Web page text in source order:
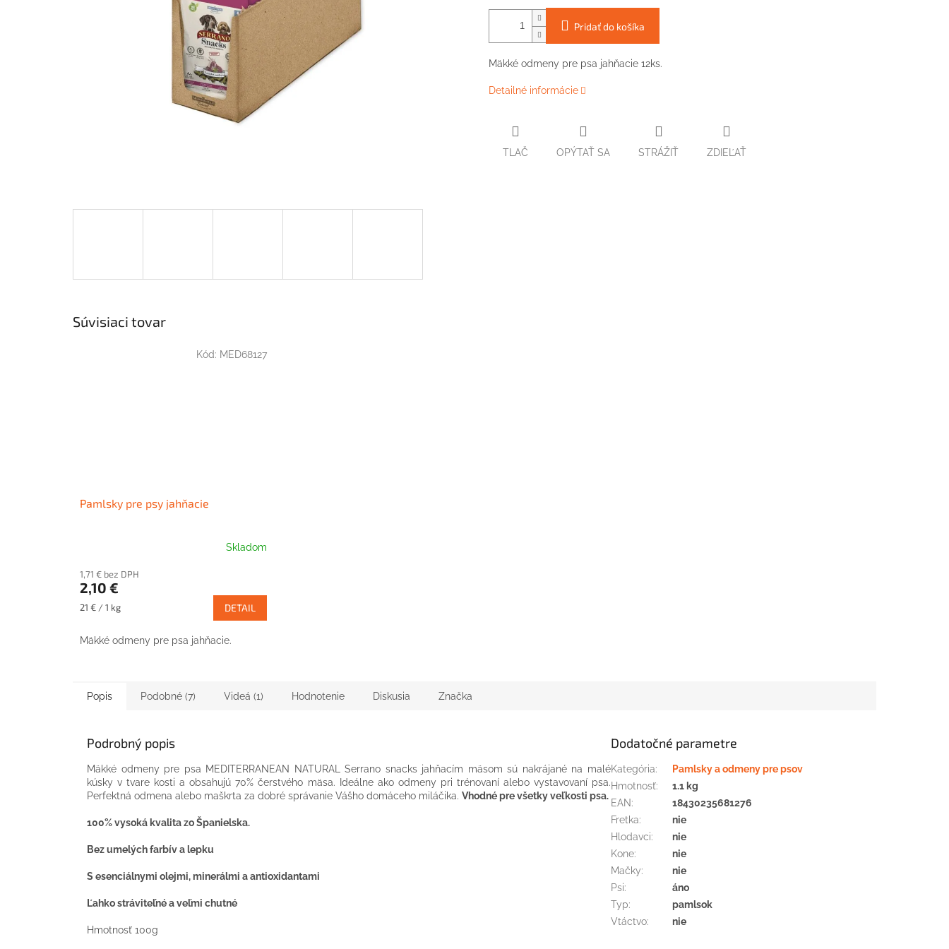
Pridať do košíka
Mäkké odmeny pre psa jahňacie 12ks.
Detailné informácie
TLAČ OPÝTAŤ SA STRÁŽIŤ ZDIEĽAŤ
Súvisiaci tovar
Pamlsky pre psy jahňacie
Skladom
1,71 € bez DPH
2,10 €
Jednotková
21 € / 1 kg DETAIL
Mäkké odmeny pre psa jahňacie.
Kód: MED68127
Popis Podobné (7) Videá (1) Hodnotenie Diskusia Značka
Podrobný popis
Mäkké odmeny pre psa MEDITERRANEAN NATURAL Serrano snacks jahňacím mäsom sú nakrájané na malé
kúsky v tvare kosti a obsahujú 70% čerstvého mäsa. Ideálne ako odmeny pri trénovaní alebo vystavovaní psa.
Perfektná odmena alebo maškrta za dobré správanie Vášho domáceho miláčika. Vhodné pre všetky veľkosti psa.
100% vysoká kvalita zo Španielska.
Bez umelých farbív a lepku
S esenciálnymi olejmi, minerálmi a antioxidantami
Ľahko stráviteľné a veľmi chutné
Hmotnosť 100g
Dodatočné parametre
Kategória:
Pamlsky a odmeny pre psov
Hmotnosť:
1.1 kg
EAN:
18430235681276
Fretka:
nie
Hlodavci:
nie
Kone:
nie
Mačky:
nie
Psi:
áno
Typ:
pamlsok
Vtáctvo: nie